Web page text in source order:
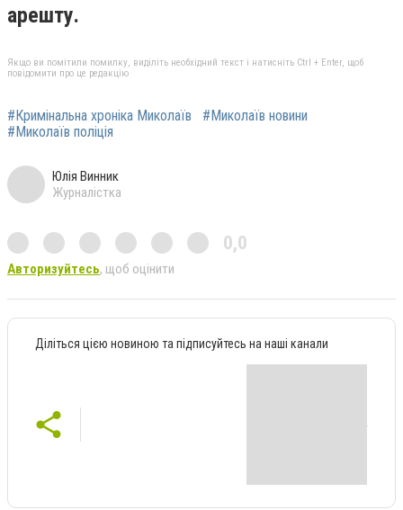
арешту.
Якщо ви помітили помилку, виділіть необхідний текст і натисніть Ctrl + Enter, щоб
повідомити про це редакцію
#Кримінальна хроніка Миколаїв
#Миколаїв новини
#Миколаїв поліція
Юлія Винник
Журналістка
0,0
Авторизуйтесь, щоб оцінити
Діліться цією новиною та підписуйтесь на наші канали